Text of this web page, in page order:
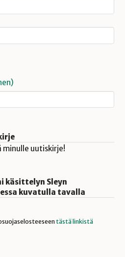
minulle uutiskirje!
käsittelyn Sleyn
kuvatulla tavalla
tästä linkistä